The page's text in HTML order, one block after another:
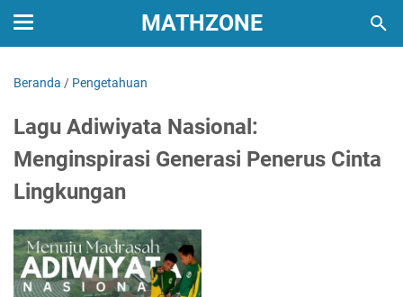
MATHZONE
Beranda / Pengetahuan
Lagu Adiwiyata Nasional:
Menginspirasi Generasi Penerus Cinta
Lingkungan